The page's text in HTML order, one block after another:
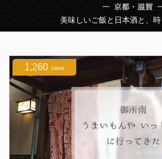
美味しいご飯と日本酒と、時
1,260 view